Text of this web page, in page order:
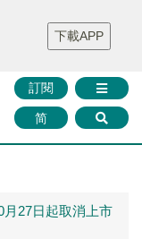
財華證券 媒體矩陣
智庫沙龍
聯絡我們
訂閱
简
下載APP
月27日起取消上市